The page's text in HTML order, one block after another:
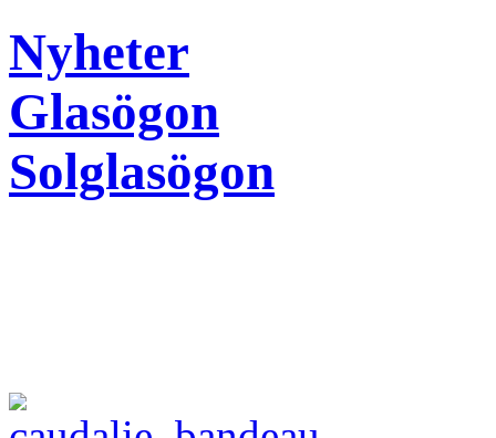
Nyheter
Glasögon
Solglasögon